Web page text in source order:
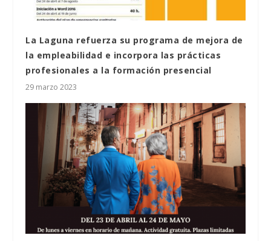
La Laguna refuerza su programa de mejora de
la empleabilidad e incorpora las prácticas
profesionales a la formación presencial
29 marzo 2023